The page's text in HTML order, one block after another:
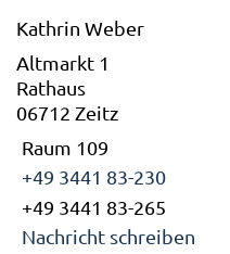
Kathrin Weber
Altmarkt 1
Rathaus
06712 Zeitz
Raum 109
+49 3441 83-230
+49 3441 83-265
Nachricht schreiben